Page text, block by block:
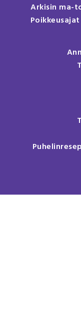
Arkisin ma-